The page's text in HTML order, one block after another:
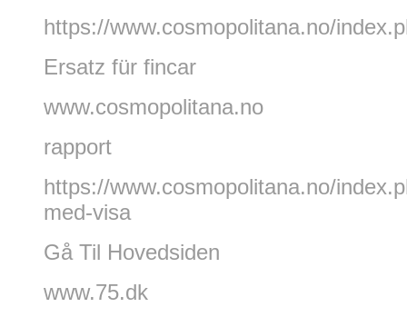
https://www.cosmopolitana.no/
Ersatz für fincar
www.cosmopolitana.no
rapport
https://www.cosmopolitana.no/
med-visa
Gå Til Hovedsiden
www.75.dk